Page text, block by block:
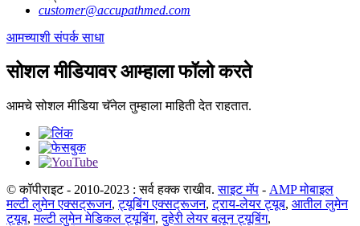
customer@accupathmed.com
आमच्याशी संपर्क साधा
सोशल मीडियावर आम्हाला फॉलो करते
आमचे सोशल मीडिया चॅनेल तुम्हाला माहिती देत ​​राहतात.
© कॉपीराइट - 2010-2023 : सर्व हक्क राखीव. साइट मॅप - AMP मोबाइल
मल्टी लुमेन एक्सट्रूजन,ट्यूबिंग एक्सट्रूजन,ट्राय-लेयर ट्यूब, आतील लुमेन
ट्यूब,मल्टी लुमेन मेडिकल ट्यूबिंग,दुहेरी लेयर बलून ट्यूबिंग,